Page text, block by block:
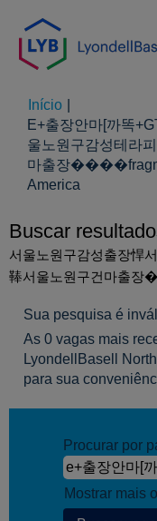
Início
E+출장안마[까똑
울노원구감성테라
마출장
America
Buscar
서울노원구감성출장悍
䩬서울노원구건마출
Sua pesquisa é
As 0 vagas mais
LyondellBasell
para sua
Procurar por
Mostrar mais